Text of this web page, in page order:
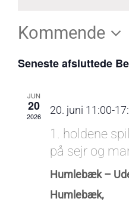
Kommende
dato.
Seneste afsluttede
JUN
20
2026 20. juni 11:00-
1. holdene
på sejr og
Humlebæk –
Humlebæk,